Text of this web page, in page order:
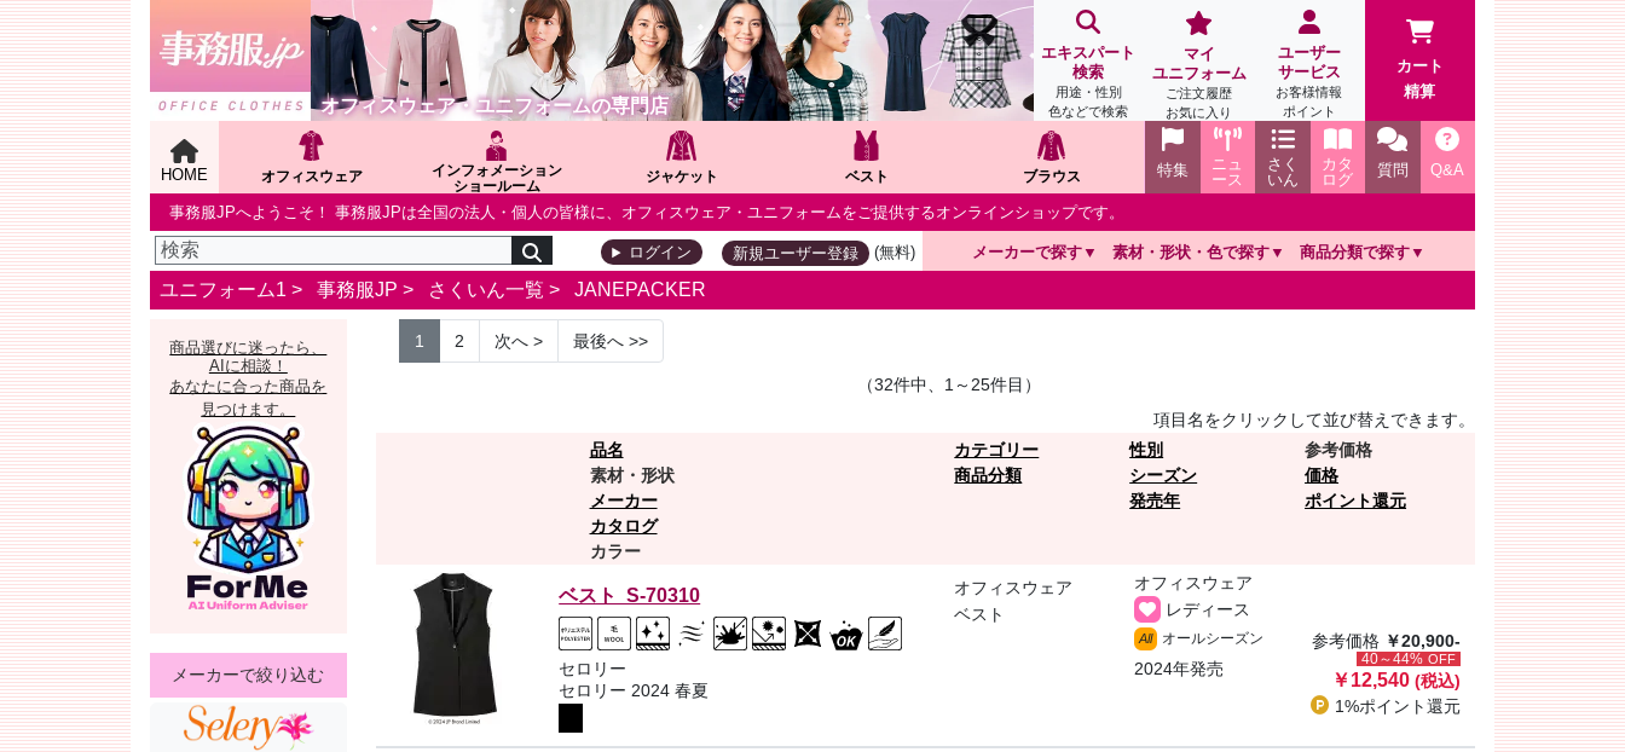
オフィスウェア・ユニフォームの専門店
エキスパート
検索
用途・性別
色などで検索
マイ
ユニフォーム
ご注文履歴
お気に入り
ユーザー
サービス
お客様情報
ポイント
カート
精算
HOME オフィスウェア
インフォメーション
ショールーム
ジャケット ベスト ブラウス Q&A
質問
カタ
ログ
さく
いん
ニュ
ース
特集
事務服JPへようこそ！ 事務服JPは全国の法人・個人の皆様に、オフィスウェア・ユニフォームをご提供するオンラインショップです。
ログイン 新規ユーザー登録 (無料) メーカーで探す 素材・形状・色で探す 商品分類で探す
ユニフォーム1 > 事務服JP > さくいん一覧 > JANEPACKER
商品選びに迷ったら、
AIに相談！
あなたに合った商品を
見つけます。
メーカーで絞り込む
1 2 次へ> 最後へ>>
（32件中、1～25件目）
項目名をクリックして並び替えできます。
品名
素材・形状
メーカー
カタログ
カラー
カテゴリー
商品分類
性別
シーズン
発売年
参考価格
価格
ポイント還元
ベスト S-70310
セロリー
セロリー 2024 春夏
オフィスウェア
ベスト
オフィスウェア
レディース
All オールシーズン
2024年発売
参考価格 ￥20,900-
40～44% OFF
￥12,540 (税込)
1%ポイント還元